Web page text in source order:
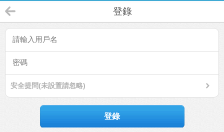
登錄
安全提問(未設置請忽略)
登錄